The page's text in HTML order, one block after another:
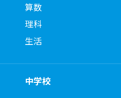
算数
理科
生活
中学校